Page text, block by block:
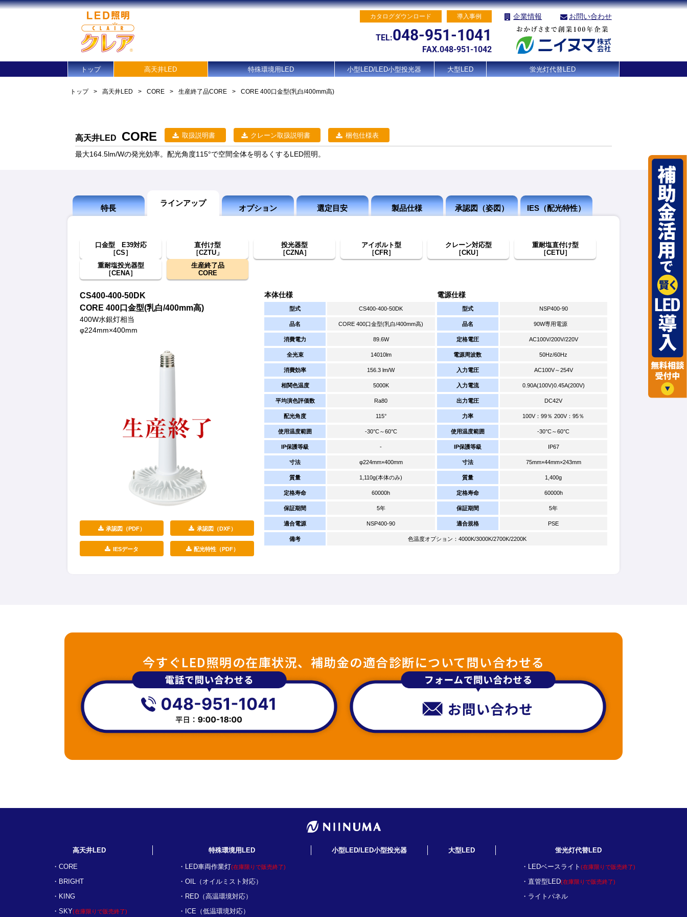
カタログダウンロード 導入事例
TEL:048-951-1041
FAX.048-951-1042
企業情報 お問い合わせ
トップ 高天井LED 特殊環境用LED 小型LED/LED小型投光器 大型LED 蛍光灯代替LED
トップ > 高天井LED > CORE > 生産終了品CORE > CORE 400口金型(乳白/400mm高)
高天井LED CORE 取扱説明書 クレーン取扱説明書 梱包仕様表
最大164.5lm/Wの発光効率。配光角度115°で空間全体を明るくするLED照明。
特長
ラインアップ
オプション 選定目安 製品仕様 承認図（姿図） IES（配光特性）
口金型 E39対応
［CS］
直付け型
［CZTU」
投光器型
［CZNA］
アイボルト型
［CFR］
クレーン対応型
［CKU］
重耐塩直付け型
［CETU］
重耐塩投光器型
［CENA］
生産終了品
CORE
CS400-400-50DK
CORE 400口金型(乳白/400mm高)
400W水銀灯相当
φ224mm×400mm
承認図（PDF） 承認図（DXF）
IESデータ 配光特性（PDF）
本体仕様
型式 CS400-400-50DK
品名 CORE 400口金型(乳白/400mm高)
消費電力 89.6W
全光束 14010lm
消費効率 156.3 lm/W
相関色温度 5000K
平均演色評価数 Ra80
配光角度 115°
使用温度範囲 -30°C～60°C
IP保護等級 -
寸法 φ224mm×400mm
質量 1,110g(本体のみ)
定格寿命 60000h
保証期間 5年
適合電源 NSP400-90
電源仕様
型式 NSP400-90
品名 90W専用電源
定格電圧 AC100V/200V/220V
電源周波数 50Hz/60Hz
入力電圧 AC100V～254V
入力電流 0.90A(100V)0.45A(200V)
出力電圧 DC42V
力率 100V：99％ 200V：95％
使用温度範囲 -30°C～60°C
IP保護等級 IP67
寸法 75mm×44mm×243mm
質量 1,400g
定格寿命 60000h
保証期間 5年
適合規格 PSE
備考 色温度オプション：4000K/3000K/2700K/2200K
今すぐLED照明の在庫状況、補助金の適合診断について問い合わせる
高天井LED
CORE
BRIGHT
KING
SKY(在庫限りで販売終了)
特殊環境用LED
LED車両作業灯(在庫限りで販売終了)
OIL（オイルミスト対応）
RED（高温環境対応）
ICE（低温環境対応）
小型LED/LED小型投光器 大型LED 蛍光灯代替LED
LEDベースライト (在庫限りで販売終了)
直管型LED(在庫限りで販売終了)
ライトパネル